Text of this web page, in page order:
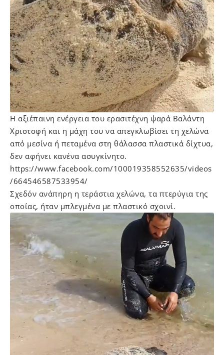
Η αξιέπαινη ενέργεια του ερασιτέχνη ψαρά Βαλάντη
Χριστοφή και η μάχη του να απεγκλωβίσει τη χελώνα
από μεσίνα ή πεταμένα στη θάλασσα πλαστικά δίχτυα,
δεν αφήνει κανένα ασυγκίνητο.
https://www.facebook.com/100019358552635/videos
/664546587533954/
Σχεδόν ανάπηρη η τεράστια χελώνα, τα πτερύγια της
οποίας, ήταν μπλεγμένα με πλαστικό σχοινί.